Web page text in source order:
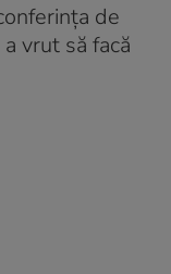
de
vrut să facă